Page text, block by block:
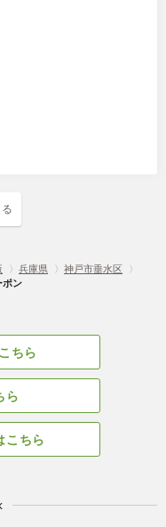
〉 兵庫県 〉 神戸市垂水区
〉
ポン
ちら
ら
こちら